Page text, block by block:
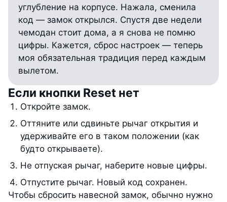
углубление на корпусе. Нажала, сменила
код — замок открылся. Спустя две недели
чемодан стоит дома, а я снова не помню
цифры. Кажется, сброс настроек — теперь
моя обязательная традиция перед каждым
вылетом.
Если кнопки Reset нет
Откройте замок.
Оттяните или сдвиньте рычаг открытия и
удерживайте его в таком положении (как
будто открываете).
Не отпуская рычаг, наберите новые цифры.
Отпустите рычаг. Новый код сохранен.
Чтобы сбросить навесной замок, обычно нужно